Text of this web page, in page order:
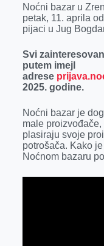
b
o
k
e
n
e
r
Noćni bazar u
petak, 11. aprila
pijaci u Jug
Svi
putem imejl
adrese
2025. godine.
Noćni bazar je
male
plasiraju svoje
potrošača. Kako
Noćnom bazaru